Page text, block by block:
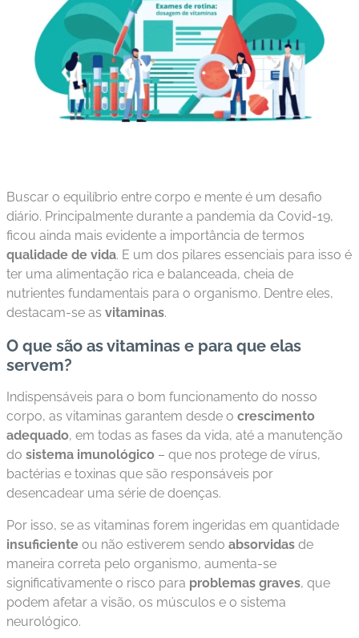
u
gi
c
o
s
Pl
a
n
o
d
e
s
a
ú
d
A
B
e
e
p
Buscar o equilíbrio entre corpo e mente é um desafio
diário. Principalmente durante a pandemia da Covid-19,
ficou ainda mais evidente a importância de termos
qualidade de vida. E um dos pilares essenciais para isso é
ter uma alimentação rica e balanceada, cheia de
nutrientes fundamentais para o organismo. Dentre eles,
destacam-se as vitaminas.
O que são as vitaminas e para que elas
servem?
Indispensáveis para o bom funcionamento do nosso
corpo, as vitaminas garantem desde o crescimento
adequado, em todas as fases da vida, até a manutenção
do sistema imunológico – que nos protege de vírus,
bactérias e toxinas que são responsáveis por
desencadear uma série de doenças.
Por isso, se as vitaminas forem ingeridas em quantidade
insuficiente ou não estiverem sendo absorvidas de
maneira correta pelo organismo, aumenta-se
significativamente o risco para problemas graves, que
podem afetar a visão, os músculos e o sistema
neurológico.